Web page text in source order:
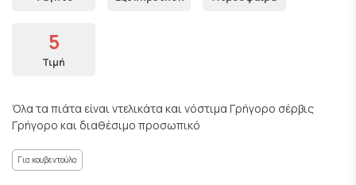
5
Τιμή
Όλα τα πιάτα είναι ντελικάτα και νόστιμα Γρήγορο σέρβις
Γρήγορο και διαθέσιμο προσωπικό
Για κουβεντούλα